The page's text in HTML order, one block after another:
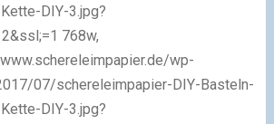
DIY-3.jpg?
768w,
wp-
07/schereleimpapier-DIY-Basteln-
DIY-3.jpg?